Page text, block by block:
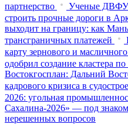
партнерство
Ученые ДВФУ
строить прочные дороги в
выходит на границу: как
трансграничных платежей
карту зернового и
одобрил создание кластера
Востокгосплан: Дальний
кадрового кризиса в
2026: угольная
Сахалина-2026» — под
нерешенных вопросов